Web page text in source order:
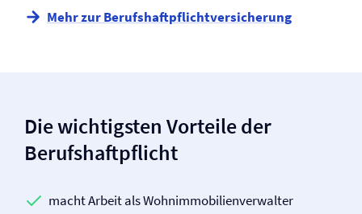
Mehr zur Berufs­haftpflicht­versicherung
Die wichtigsten Vorteile der
Berufs­haftpflicht
macht Arbeit als Wohnimmobilienverwalter